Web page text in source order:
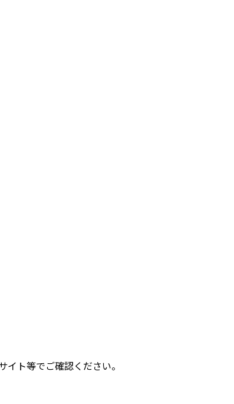
イト等でご確認ください。